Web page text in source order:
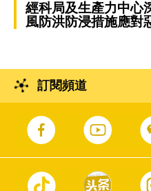
經科局及生產力中心
風防洪防浸措施應對
訂閱頻道